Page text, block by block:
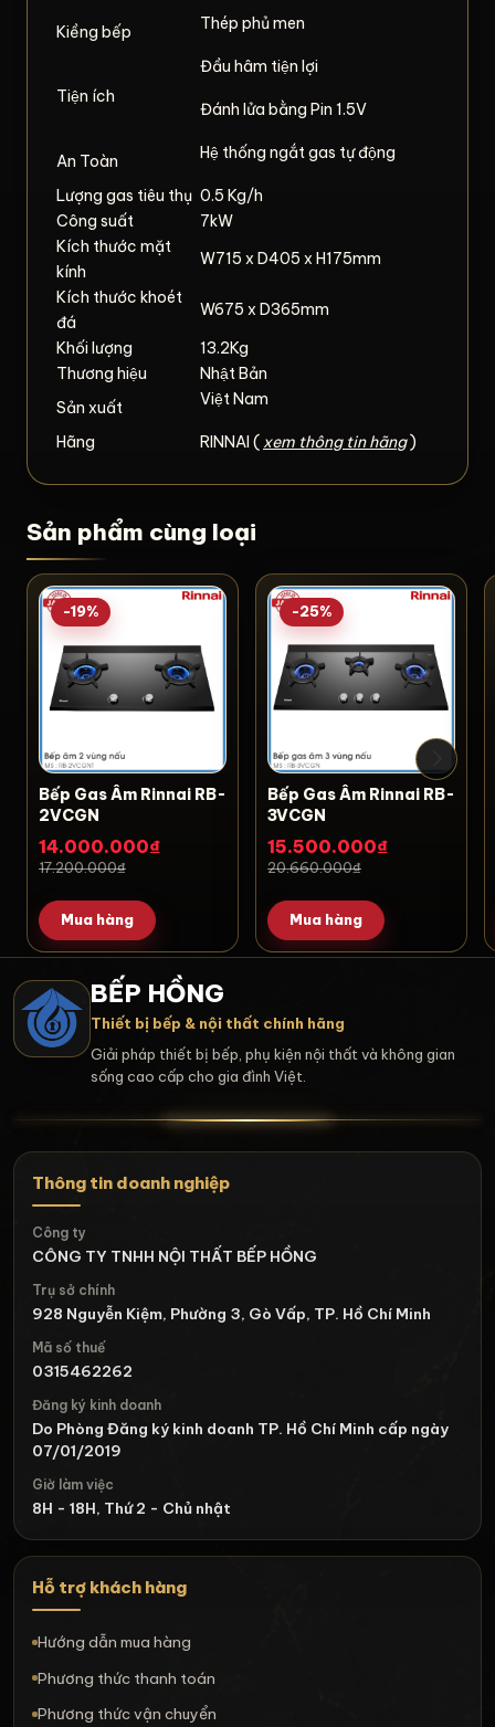
Kiềng bếp Thép phủ men
Tiện ích
Đầu hâm tiện lợi
Đánh lửa bằng Pin 1.5V
An Toàn Hệ thống ngắt gas tự động
Lượng gas tiêu thụ 0.5 Kg/h
Công suất
7kW
Kích thước mặt
kính
W715 x D405 x H175mm
Kích thước khoét
đá
W675 x D365mm
Khối lượng
13.2Kg
Thương hiệu
Nhật Bản
Sản xuất
Việt Nam
Hãng RINNAI ( xem thông tin hãng)
Sản phẩm cùng loại
-19%
Bếp Gas Âm Rinnai RB-
2VCGN
14.000.000₫
17.200.000₫
Mua hàng
-25%
Bếp Gas Âm Rinnai RB-
3VCGN
15.500.000₫
20.660.000₫
Mua hàng
BẾP HỒNG
Thiết bị bếp & nội thất chính hãng
Giải pháp thiết bị bếp, phụ kiện nội thất và không gian
sống cao cấp cho gia đình Việt.
Thông tin doanh nghiệp
Công ty
CÔNG TY TNHH NỘI THẤT BẾP HỒNG
Trụ sở chính
928 Nguyễn Kiệm, Phường 3, Gò Vấp, TP. Hồ Chí Minh
Mã số thuế
0315462262
Đăng ký kinh doanh
Do Phòng Đăng ký kinh doanh TP. Hồ Chí Minh cấp ngày
07/01/2019
Giờ làm việc
8H - 18H, Thứ 2 - Chủ nhật
Hỗ trợ khách hàng
Hướng dẫn mua hàng
Phương thức thanh toán
Phương thức vận chuyển